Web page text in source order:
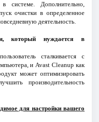
системе. Дополнительно,
очистки в определенное
деятельность.
который нуждается в
сталкивается с
и Avast Cleanup как
может оптимизировать
производительность
для настройки вашего